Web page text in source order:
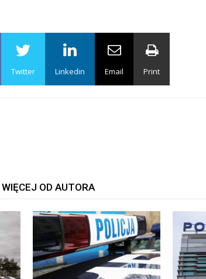
Twitter Linkedin Email Print
WIĘCEJ OD AUTORA